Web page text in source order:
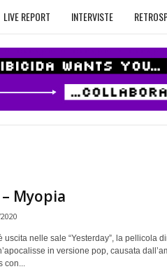
LIVE REPORT INTERVISTE
Myopia
uscita nelle sale “Yesterday”, la pellicola
in versione pop, causata
con...